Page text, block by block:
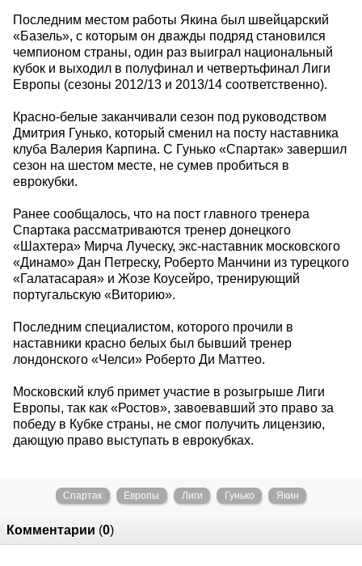
Последним местом работы Якина был швейцарский
«Базель», с которым он дважды подряд становился
чемпионом страны, один раз выиграл национальный
кубок и выходил в полуфинал и четвертьфинал Лиги
Европы (сезоны 2012/13 и 2013/14 соответственно).
Красно-белые заканчивали сезон под руководством
Дмитрия Гунько, который сменил на посту наставника
клуба Валерия Карпина. С Гунько «Спартак» завершил
сезон на шестом месте, не сумев пробиться в
еврокубки.
Ранее сообщалось, что на пост главного тренера
Спартака рассматриваются тренер донецкого
«Шахтера» Мирча Луческу, экс-наставник московского
«Динамо» Дан Петреску, Роберто Манчини из турецкого
«Галатасарая» и Жозе Коусейро, тренирующий
португальскую «Виторию».
Последним специалистом, которого прочили в
наставники красно белых был бывший тренер
лондонского «Челси» Роберто Ди Маттео.
Московский клуб примет участие в розыгрыше Лиги
Европы, так как «Ростов», завоевавший это право за
победу в Кубке страны, не смог получить лицензию,
дающую право выступать в еврокубках.
Спартак Европы Лиги Гунько Якин
Комментарии (0)